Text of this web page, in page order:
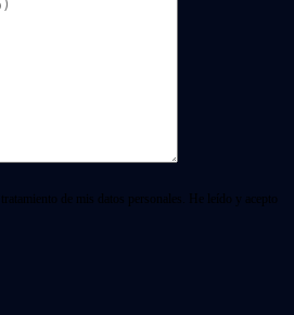
de mis datos personales. He leído y acepto